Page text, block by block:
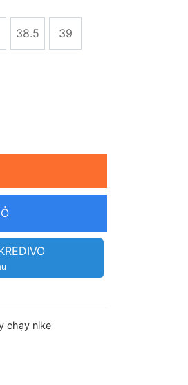
38.5 39
chạy nike